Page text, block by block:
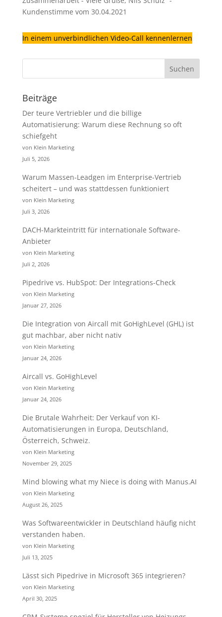
Kundenstimme vom 30.04.2021
In einem unverbindlichen Video-Call kennenlernen
Beiträge
Der teure Vertriebler und die billige
Automatisierung: Warum diese Rechnung so oft
schiefgeht
von Klein Marketing
Juli 5, 2026
Warum Massen-Leadgen im Enterprise-Vertrieb
scheitert – und was stattdessen funktioniert
von Klein Marketing
Juli 3, 2026
DACH-Markteintritt für internationale Software-
Anbieter
von Klein Marketing
Juli 2, 2026
Pipedrive vs. HubSpot: Der Integrations-Check
von Klein Marketing
Januar 27, 2026
Die Integration von Aircall mit GoHighLevel (GHL) ist
gut machbar, aber nicht nativ
von Klein Marketing
Januar 24, 2026
Aircall vs. GoHighLevel
von Klein Marketing
Januar 24, 2026
Die Brutale Wahrheit: Der Verkauf von KI-
Automatisierungen in Europa, Deutschland,
Österreich, Schweiz.
von Klein Marketing
November 29, 2025
Mind blowing what my Niece is doing with Manus.AI
von Klein Marketing
August 26, 2025
Was Softwareentwickler in Deutschland häufig nicht
verstanden haben.
von Klein Marketing
Juli 13, 2025
Lässt sich Pipedrive in Microsoft 365 integrieren?
von Klein Marketing
April 30, 2025